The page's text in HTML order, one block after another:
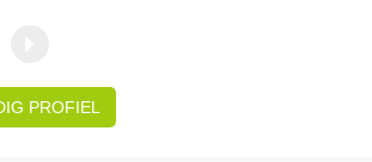
PROFIEL